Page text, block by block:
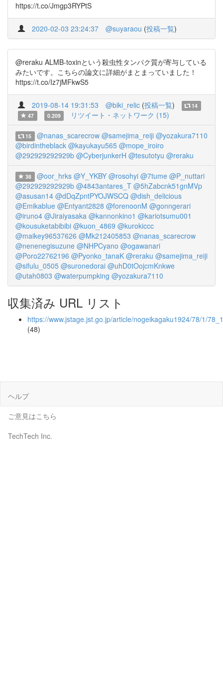
https://t.co/Jmgp3RYPtS
2020-02-03 23:24:37 @suyaraou (投稿一覧)
@reraku ALMB-toxinという殺虫性タンパク質が寄与している
みたいです。こちらの論文に詳細がまとまっていました！
https://t.co/Iz7jMFkwS5
2019-08-14 19:31:53 @biki_relic (投稿一覧)
14
47
0.209 リツイート・ネットワーク (15)
15 @nanas_scarecrow @samejima_reiji @yozakura7110
@birdintheblack @kayukayu565 @mope_iroiro
@292929292929b @CyberjunkerH @tesutotyu @reraku
38 @oor_hrks @Y_YKBY @rosohyi @7tume @P_nuttari
@292929292929b @4843antares_T @5hZabcnk51gnMVp
@asusan14 @dDqZpntPYOJWSCQ @dish_delicious
@Emikablue @Entyant2828 @forenoonM @gonngerari
@iruno4 @Jiraiyasaka @kannonkino1 @kariotsumu001
@kousuketabibibi @kuon_4869 @kurokiccc
@maikey96537626 @Mk212405853 @nanas_scarecrow
@nenenegisuzune @NHPCyano @ogawanari
@Poro22762196 @Pyonko_tanaK @reraku @samejima_reiji
@sifulu_0505 @suronedorai @uhD0tOojcmKnkwe
@utah0803 @waterpumpking @yozakura7110
収集済み URL リスト
https://www.jstage.jst.go.jp/article/nogeikagaku1924/78/1/
(48)
ヘルプ
ご意見はこちら
TechTech Inc.